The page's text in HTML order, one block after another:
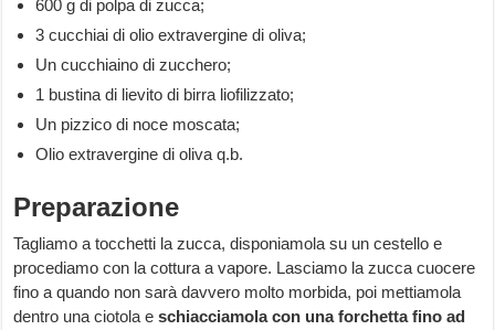
600 g di polpa di zucca;
3 cucchiai di olio extravergine di oliva;
Un cucchiaino di zucchero;
1 bustina di lievito di birra liofilizzato;
Un pizzico di noce moscata;
Olio extravergine di oliva q.b.
Preparazione
Tagliamo a tocchetti la zucca, disponiamola su un cestello e
procediamo con la cottura a vapore. Lasciamo la zucca cuocere
fino a quando non sarà davvero molto morbida, poi mettiamola
dentro una ciotola eschiacciamola con una forchetta fino ad